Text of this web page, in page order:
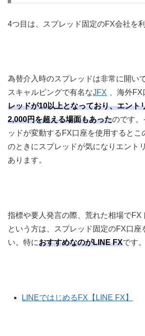
4つ目は、スプレッド固定のFX会社を
為替介入時のスプレッドは非常に開い
スキャルピングで有名なJFX 、海外FX
レッドが10以上となっており、エント
2,000円を超える場面もあったのです。
ッドが変動する FX 口座を使用するとこ
のときにスプレッドが気になりエント
あります。
指標や要人発言の際、荒れた相場でFX
という方は、スプレッド固定のFX口座
い。特におすすめなのがLINE FXです。
LINEではじめるFX【LINE FX】